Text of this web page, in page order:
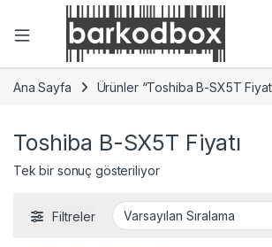
Ana Sayfa Ürünler “Toshiba B-SX5T
Toshiba B-SX5T Fiyatı
Tek bir sonuç gösteriliyor
Filtreler